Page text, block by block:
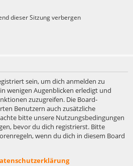
dieser Sitzung verbergen
sein, um dich anmelden zu
wenigen Augenblicken erledigt und
zuzugreifen. Die Board-
Benutzern auch zusätzliche
bitte unsere Nutzungsbedingungen
bevor du dich registrierst. Bitte
wenn du dich in diesem Board